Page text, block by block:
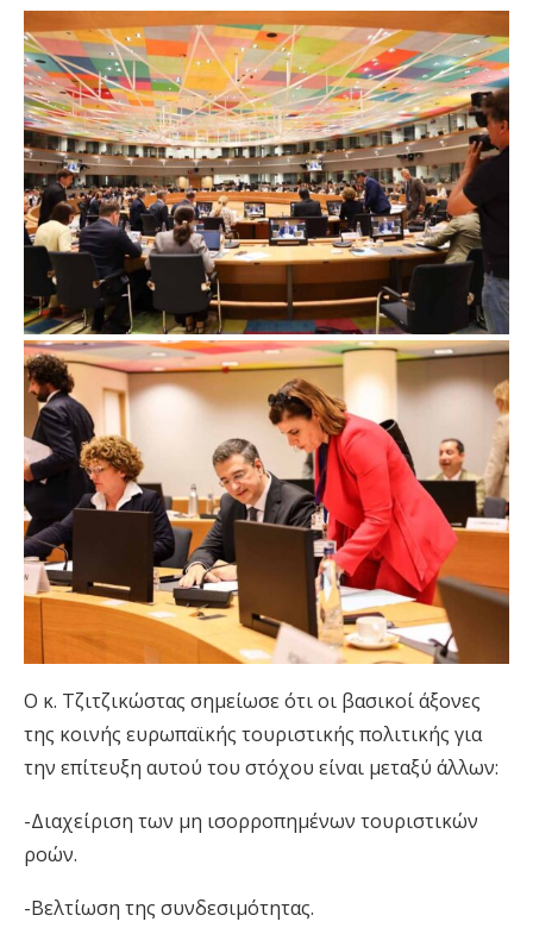
Ο κ. Τζιτζικώστας σημείωσε ότι οι βασικοί άξονες
της κοινής ευρωπαϊκής τουριστικής πολιτικής για
την επίτευξη αυτού του στόχου είναι μεταξύ άλλων:
-Διαχείριση των μη ισορροπημένων τουριστικών
ροών.
-Βελτίωση της συνδεσιμότητας.